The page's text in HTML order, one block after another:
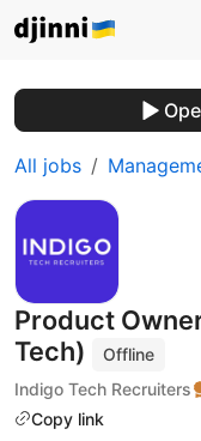
All jobs
Product
Tech)
Offline
Indigo Tech Recruiters
Copy link